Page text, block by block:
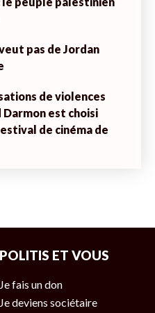
pas de Jordan
de violences
est choisi
de cinéma de
POLITIS ET VOUS
Je fais un don
Je deviens sociétaire